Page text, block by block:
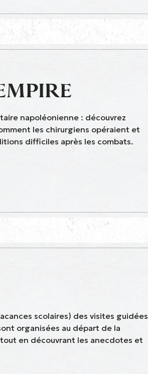
napoléonienne : découvrez
les chirurgiens opéraient et
difficiles après les combats.
scolaires) des visites guidées
organisées au départ de la
en découvrant les anecdotes et